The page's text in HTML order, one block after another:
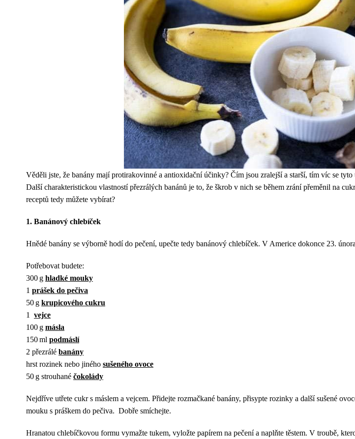
Věděli jste, že banány mají protirakovinné a antioxidační účinky? Čím jsou zralejší a starší, tím víc se
Další charakteristickou vlastností přezrálých banánů je to, že škrob v nich se během zrání přeměnil na
receptů tedy můžete vybírat?
1. Banánový chlebíček
Hnědé banány se výborně hodí do pečení, upečte tedy banánový chlebíček. V Americe dokonce 23.
Potřebovat budete:
300 g hladké mouky
1 prášek do pečiva
50 g krupicového cukru
1 vejce
100 g másla
150 ml podmáslí
2 přezrálé banány
hrst rozinek nebo jiného sušeného ovoce
50 g strouhané čokolády
Nejdříve utřete cukr s máslem a vejcem. Přidejte rozmačkané banány, přisypte rozinky a další sušené
mouku s práškem do pečiva. Dobře smíchejte.
Hranatou chlebíčkovou formu vymažte tukem, vyložte papírem na pečení a naplňte těstem. V troubě,